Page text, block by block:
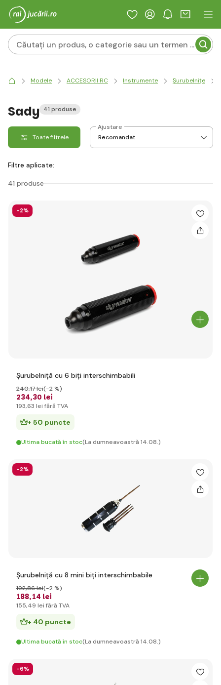
Modele ACCESORII RC Instrumente Șurubelnițe
Sady 41 produse
Toate filtrele
Ajustare
Filtre aplicate:
41 produse
-2%
Șurubelniță cu 6 biți interschimbabili
234,30 lei
240,17 lei(-2 %)
193,63 lei fără TVA
+ 50 puncte
Ultima bucată în stoc(La dumneavoastră 14.08.)
-2%
Șurubelniță cu 8 mini biți interschimbabile
188,14 lei
192,86 lei(-2 %)
155,49 lei fără TVA
+ 40 puncte
Ultima bucată în stoc(La dumneavoastră 14.08.)
-6%